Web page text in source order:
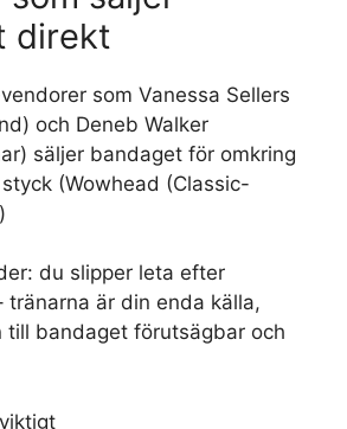
direkt
som Vanessa Sellers
och Deneb Walker
säljer bandaget för omkring
(Wowhead (Classic-
du slipper leta efter
tränarna är din enda källa,
till bandaget förutsägbar och